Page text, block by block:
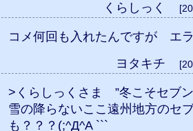
くらしっく
コメ何回も入れたんですが エ
ヨタキチ
>くらしっくさま ”冬こそセブ
雪の降らないここ遠州地方のセ
も？？？(;^Д^A ```